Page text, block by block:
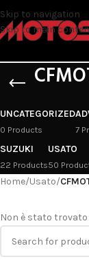
Skip to navigation
Skip to main
UNCATEGORIZED
0 Products 7
SUZUKI
22 Products
USATO
50
Home/Usato/
Non è stato